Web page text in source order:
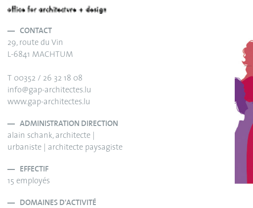
CONTACT
29, route du Vin
L-6841 MACHTUM
T 00352 / 26 32 18 08
info@gap-architectes.lu
www.gap-architectes.lu
ADMINISTRATION DIRECTION
alain schank, architecte |
urbaniste | architecte paysagiste
EFFECTIF
15 employés
DOMAINES D'ACTIVITÉ